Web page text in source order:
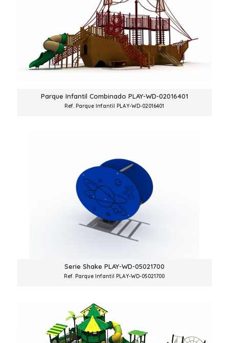
Parque Infantil Combinado PLAY-WD-02016401
Ref. Parque Infantil PLAY-WD-02016401
Serie Shake PLAY-WD-05021700
Ref. Parque Infantil PLAY-WD-05021700